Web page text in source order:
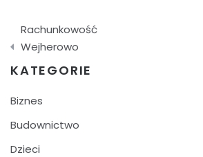
Nawigacja
wpisu
Rachunkowość
Wejherowo
KATEGORIE
Biznes
Budownictwo
Dzieci